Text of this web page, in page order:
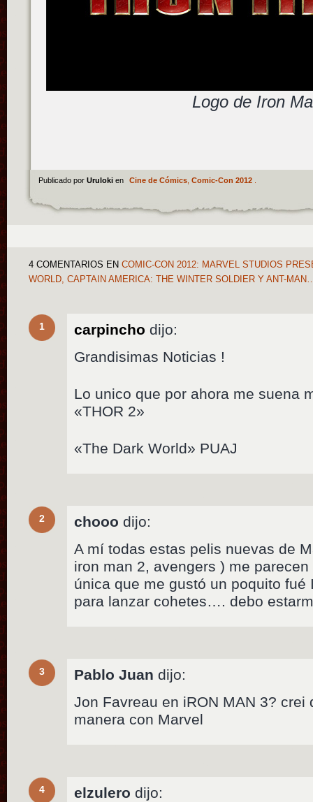
Logo de Iron
Publicado por Uruloki en Cine de Cómics, Comic-Con 2012.
4 COMENTARIOS EN COMIC-CON 2012: MARVEL STUDIOS
WORLD, CAPTAIN AMERICA: THE WINTER SOLDIER Y ANT-
1 carpincho dijo:
Grandisimas Noticias !
Lo unico que por ahora me suena
«THOR 2»
«The Dark World» PUAJ
2 chooo dijo:
A mí todas estas pelis nuevas de
iron man 2, avengers ) me
única que me gustó un poquito
para lanzar cohetes…. debo
3 Pablo Juan dijo:
Jon Favreau en iRON MAN 3? crei
manera con Marvel
4 elzulero dijo: